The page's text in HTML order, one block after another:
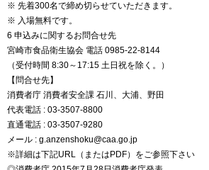
※ 先着300名で締め切らせていただきます。
※ 入場無料です。
6 申込みに関するお問合せ先
宮崎市食品衛生協会 電話 0985-22-8144
（受付時間 8:30～17:15 土日祝を除く。）
【問合せ先】
消費者庁 消費者安全課 石川、大浦、野田
代表電話 : 03-3507-8800
直通電話 : 03-3507-9280
メール : g.anzenshoku@caa.go.jp
※詳細は下記URL（またはPDF）をご参照下さい